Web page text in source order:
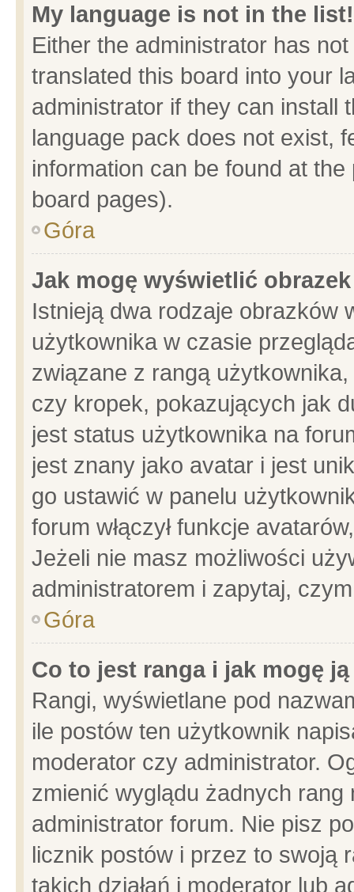
My language is not in the list!
Either the administrator has
translated this board into your
administrator if they can install
language pack does not exist,
information can be found at
board pages).
Góra
Jak mogę wyświetlić
Istnieją dwa rodzaje obrazków
użytkownika w czasie
związane z rangą
czy kropek, pokazujących jak
jest status użytkownika na
jest znany jako avatar i jest
go ustawić w panelu
forum włączył funkcje
Jeżeli nie masz możliwości
administratorem i zapytaj,
Góra
Co to jest ranga i jak mogę
Rangi, wyświetlane pod
ile postów ten użytkownik
moderator czy administrator.
zmienić wyglądu żadnych
administrator forum. Nie pisz
licznik postów i przez to swoją
takich działań i moderator lub